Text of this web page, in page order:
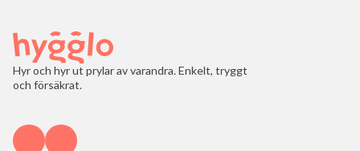
Hyr och hyr ut prylar av varandra. Enkelt, tryggt
och försäkrat.